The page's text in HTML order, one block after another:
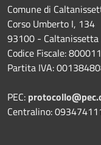
Comune di
Corso Umberto I, 134
93100 - Caltanissetta
Codice Fiscale:
Partita IVA:
PEC:
Centralino: